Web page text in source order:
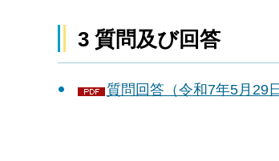
3 質問及び回答
質問回答（令和7年5月29